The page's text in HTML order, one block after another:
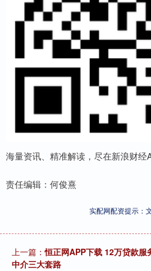
海量资讯、精准解读，尽在新浪财经
责任编辑：何俊熹
实配网配资提示：
上一篇：恒正网APP下载 12万贷款服
中介三大套路